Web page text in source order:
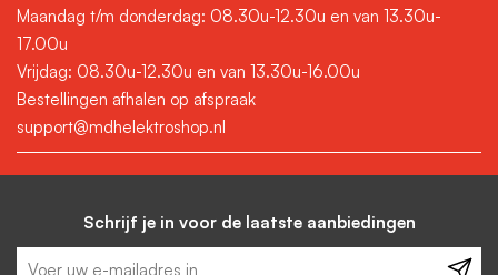
Maandag t/m donderdag: 08.30u-12.30u en van 13.30u-
17.00u
Vrijdag: 08.30u-12.30u en van 13.30u-16.00u
Bestellingen afhalen op afspraak
support@mdhelektroshop.nl
Schrijf je in voor de laatste aanbiedingen